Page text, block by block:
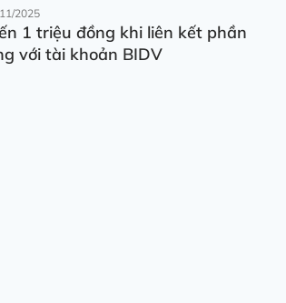
2025
1 triệu đồng khi liên kết phần
với tài khoản BIDV